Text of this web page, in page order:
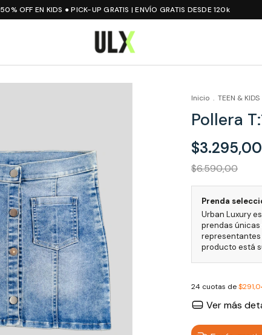
50% OFF EN KIDS ● PICK-UP GRATIS | ENVÍO GRATIS DESDE 120k
Inicio . TEEN & KIDS
Pollera
$3.295,00
$6.590,00
Prenda
Urban Luxury
prendas
representantes
producto está
24 cuotas de
Ver más